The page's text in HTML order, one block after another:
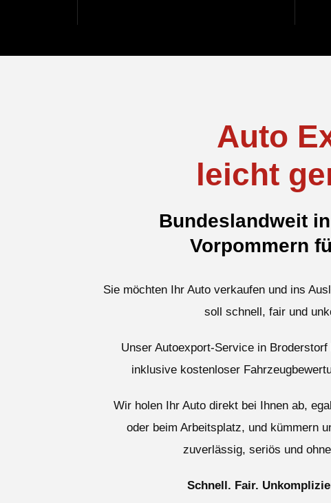
Auto
leicht
Bundeslandweit
Vorpommern
Sie möchten Ihr Auto verkaufen und ins
soll schnell, fair und
Unser Autoexport-Service in
inklusive kostenloser
Wir holen Ihr Auto direkt bei Ihnen ab,
oder beim Arbeitsplatz, und kümmern
zuverlässig, seriös und
Schnell. Fair.